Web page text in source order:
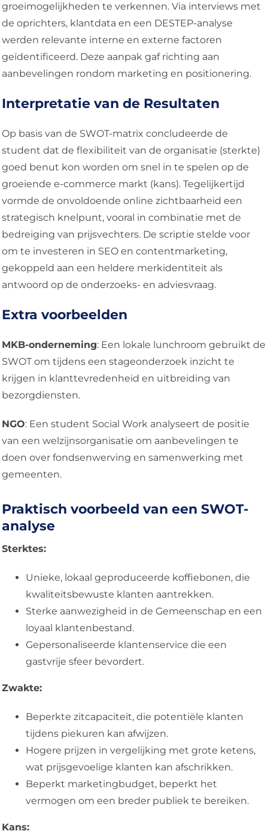
groeimogelijkheden te verkennen. Via interviews met
de oprichters, klantdata en een DESTEP-analyse
werden relevante interne en externe factoren
geïdentificeerd. Deze aanpak gaf richting aan
aanbevelingen rondom marketing en positionering.
Interpretatie van de Resultaten
Op basis van de SWOT-matrix concludeerde de
student dat de flexibiliteit van de organisatie (sterkte)
goed benut kon worden om snel in te spelen op de
groeiende e-commerce markt (kans). Tegelijkertijd
vormde de onvoldoende online zichtbaarheid een
strategisch knelpunt, vooral in combinatie met de
bedreiging van prijsvechters. De scriptie stelde voor
om te investeren in SEO en contentmarketing,
gekoppeld aan een heldere merkidentiteit als
antwoord op de onderzoeks- en adviesvraag.
Extra voorbeelden
MKB-onderneming: Een lokale lunchroom gebruikt de
SWOT om tijdens een stageonderzoek inzicht te
krijgen in klanttevredenheid en uitbreiding van
bezorgdiensten.
NGO: Een student Social Work analyseert de positie
van een welzijnsorganisatie om aanbevelingen te
doen over fondsenwerving en samenwerking met
gemeenten.
Praktisch voorbeeld van een SWOT-
analyse
Sterktes:
Unieke, lokaal geproduceerde koffiebonen, die
kwaliteitsbewuste klanten aantrekken.
Sterke aanwezigheid in de Gemeenschap en een
loyaal klantenbestand.
Gepersonaliseerde klantenservice die een
gastvrije sfeer bevordert.
Zwakte:
Beperkte zitcapaciteit, die potentiële klanten
tijdens piekuren kan afwijzen.
Hogere prijzen in vergelijking met grote ketens,
wat prijsgevoelige klanten kan afschrikken.
Beperkt marketingbudget, beperkt het
vermogen om een breder publiek te bereiken.
Kans: